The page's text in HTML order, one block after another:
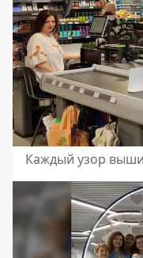
Каждый узор